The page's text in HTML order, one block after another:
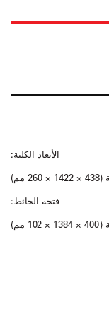
الأبعاد الكلية:
فتحة الحائط: